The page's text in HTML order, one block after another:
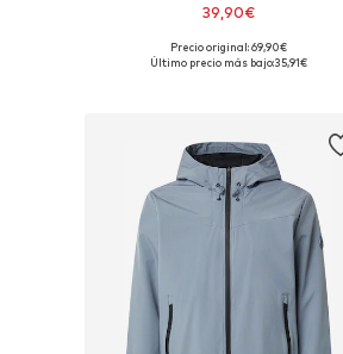
39,90€
Tallas disponibles: S, M
Precio original: 69,90€
Último precio más bajo:35,91€